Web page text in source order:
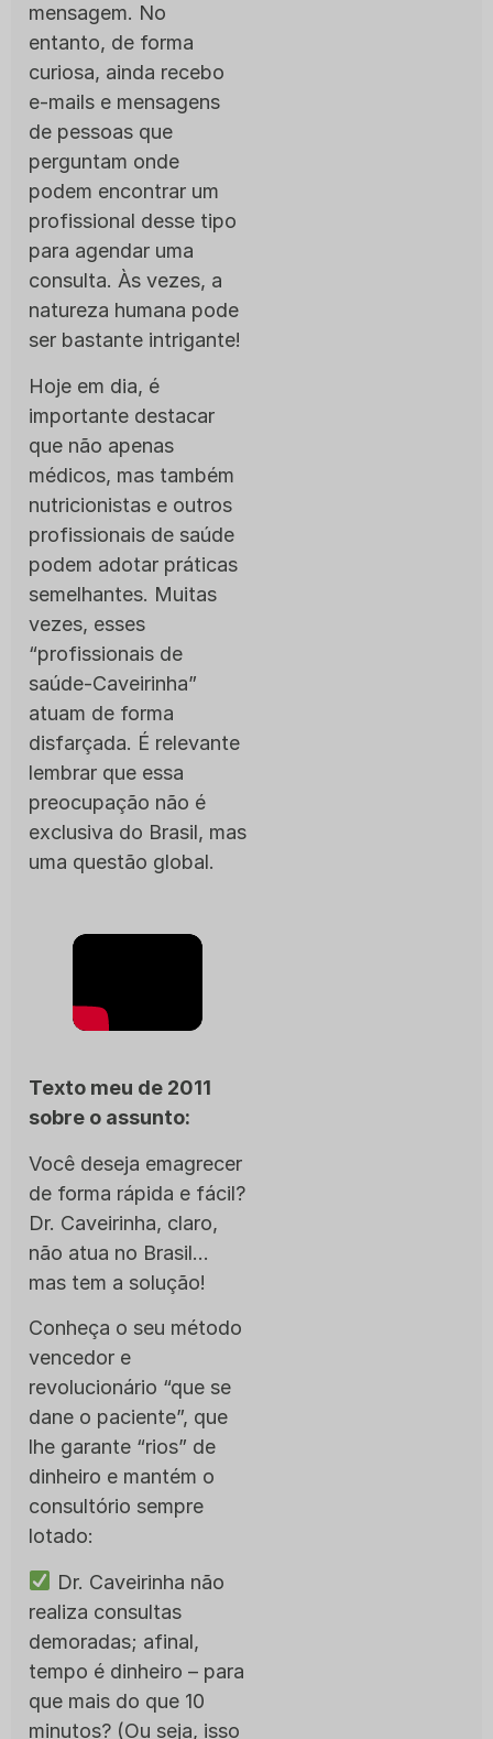
mensagem. No
entanto, de forma
curiosa, ainda recebo
e-mails e mensagens
de pessoas que
perguntam onde
podem encontrar um
profissional desse tipo
para agendar uma
consulta. Às vezes, a
natureza humana pode
ser bastante intrigante!
Hoje em dia, é
importante destacar
que não apenas
médicos, mas também
nutricionistas e outros
profissionais de saúde
podem adotar práticas
semelhantes. Muitas
vezes, esses
“profissionais de
saúde-Caveirinha”
atuam de forma
disfarçada. É relevante
lembrar que essa
preocupação não é
exclusiva do Brasil, mas
uma questão global.
Texto meu de 2011
sobre o assunto:
Você deseja emagrecer
de forma rápida e fácil?
Dr. Caveirinha, claro,
não atua no Brasil…
mas tem a solução!
Conheça o seu método
vencedor e
revolucionário “que se
dane o paciente”, que
lhe garante “rios” de
dinheiro e mantém o
consultório sempre
lotado:
Dr. Caveirinha não
realiza consultas
demoradas; afinal,
tempo é dinheiro – para
que mais do que 10
minutos? (Ou seja, isso